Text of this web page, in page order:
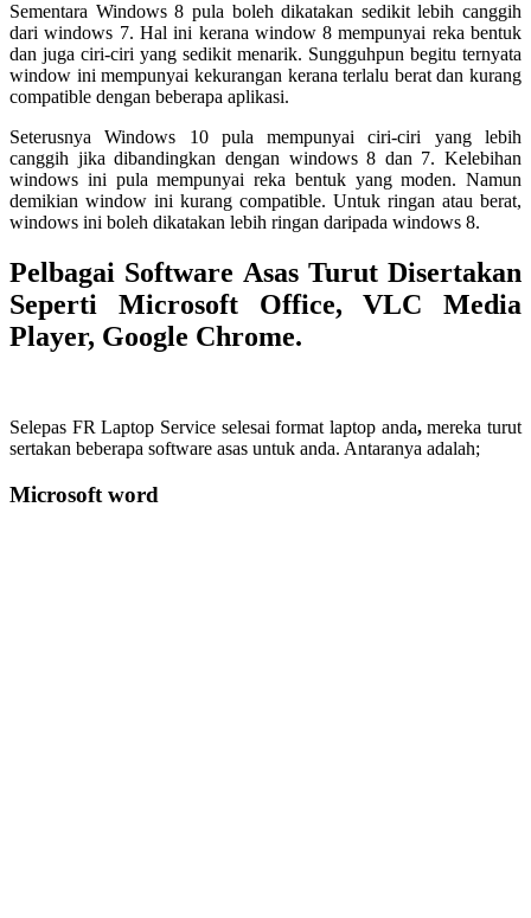
Sementara Windows 8 pula boleh dikatakan sedikit lebih canggih
dari windows 7. Hal ini kerana window 8 mempunyai reka bentuk
dan juga ciri-ciri yang sedikit menarik. Sungguhpun begitu ternyata
window ini mempunyai kekurangan kerana terlalu berat dan kurang
compatible dengan beberapa aplikasi.
Seterusnya Windows 10 pula mempunyai ciri-ciri yang lebih
canggih jika dibandingkan dengan windows 8 dan 7. Kelebihan
windows ini pula mempunyai reka bentuk yang moden. Namun
demikian window ini kurang compatible. Untuk ringan atau berat,
windows ini boleh dikatakan lebih ringan daripada windows 8.
Pelbagai Software Asas Turut Disertakan
Seperti Microsoft Office, VLC Media
Player, Google Chrome.
Selepas FR Laptop Service selesai format laptop anda,mereka turut
sertakan beberapa software asas untuk anda. Antaranya adalah;
Microsoft word